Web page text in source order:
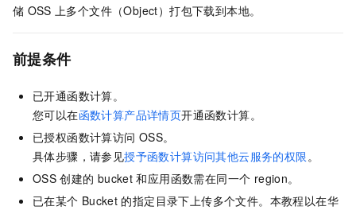
储 OSS 上多个文件（Object）打包下载到本地。
前提条件
已开通函数计算。
您可以在函数计算产品详情页开通函数计算。
已授权函数计算访问 OSS。
具体步骤，请参见授予函数计算访问其他云服务的权限。
OSS 创建的 bucket 和应用函数需在同一个 region。
已在某个 Bucket 的指定目录下上传多个文件。本教程以在华